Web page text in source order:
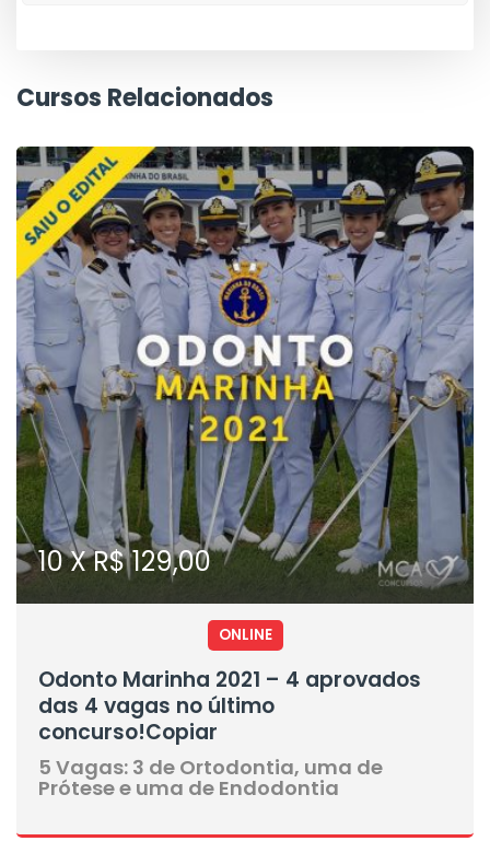
Cursos Relacionados
10 X R$ 129,00
ONLINE
Odonto Marinha 2021 – 4 aprovados
das 4 vagas no último
concurso!Copiar
5 Vagas: 3 de Ortodontia, uma de
Prótese e uma de Endodontia